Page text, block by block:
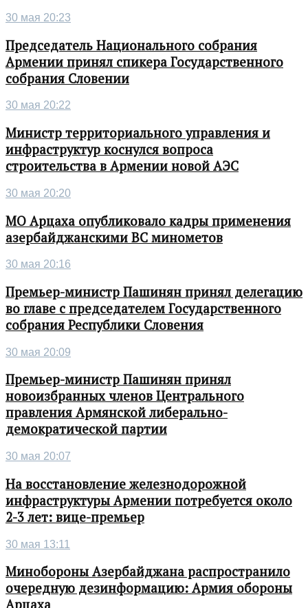
30 мая 20:23
Председатель Национального собрания
Армении принял спикера Государственного
собрания Словении
30 мая 20:22
Министр территориального управления и
инфраструктур коснулся вопроса
строительства в Армении новой АЭС
30 мая 20:20
МО Арцаха опубликовало кадры применения
азербайджанскими ВС минометов
30 мая 20:16
Премьер-министр Пашинян принял делегацию
во главе с председателем Государственного
собрания Республики Словения
30 мая 20:09
Премьер-министр Пашинян принял
новоизбранных членов Центрального
правления Армянской либерально-
демократической партии
30 мая 20:07
На восстановление железнодорожной
инфраструктуры Армении потребуется около
2-3 лет: вице-премьер
30 мая 13:11
Минобороны Азербайджана распространило
очередную дезинформацию: Армия обороны